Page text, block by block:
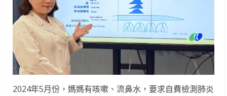
2024年5月份，媽媽有咳嗽、流鼻水，要求自費檢測肺炎